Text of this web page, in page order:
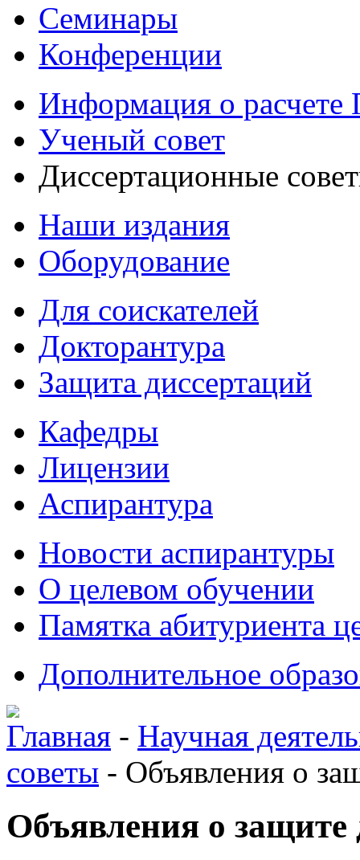
Семинары
Конференции
Информация о
Ученый совет
Диссертационные
Наши издания
Оборудование
Для соискателей
Докторантура
Защита диссертаций
Кафедры
Лицензии
Аспирантура
Новости аспирантуры
О целевом обучении
Памятка абитуриента
Дополнительное
Главная - Научная
советы - Объявления о
Объявления о защите